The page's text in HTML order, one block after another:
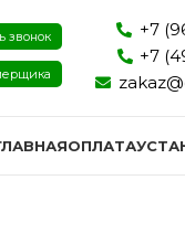
звонок
+7
+7
ОПЛАТА